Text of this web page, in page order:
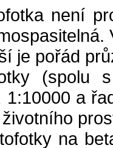
není
je pořád
(spolu
1:10000 a
na